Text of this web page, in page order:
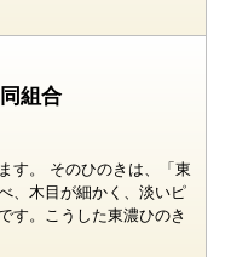
同組合
す。 そのひのきは、「東
、木目が細かく、淡いピ
す。こうした東濃ひのき